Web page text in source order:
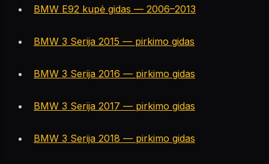
BMW E92 kupė gidas — 2006–2013
BMW 3 Serija 2015 — pirkimo gidas
BMW 3 Serija 2016 — pirkimo gidas
BMW 3 Serija 2017 — pirkimo gidas
BMW 3 Serija 2018 — pirkimo gidas